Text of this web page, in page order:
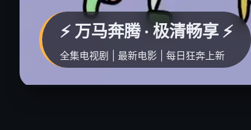
⚡ 万马奔腾 · 极清畅享 ⚡
全集电视剧 | 最新电影 | 每日狂奔上新